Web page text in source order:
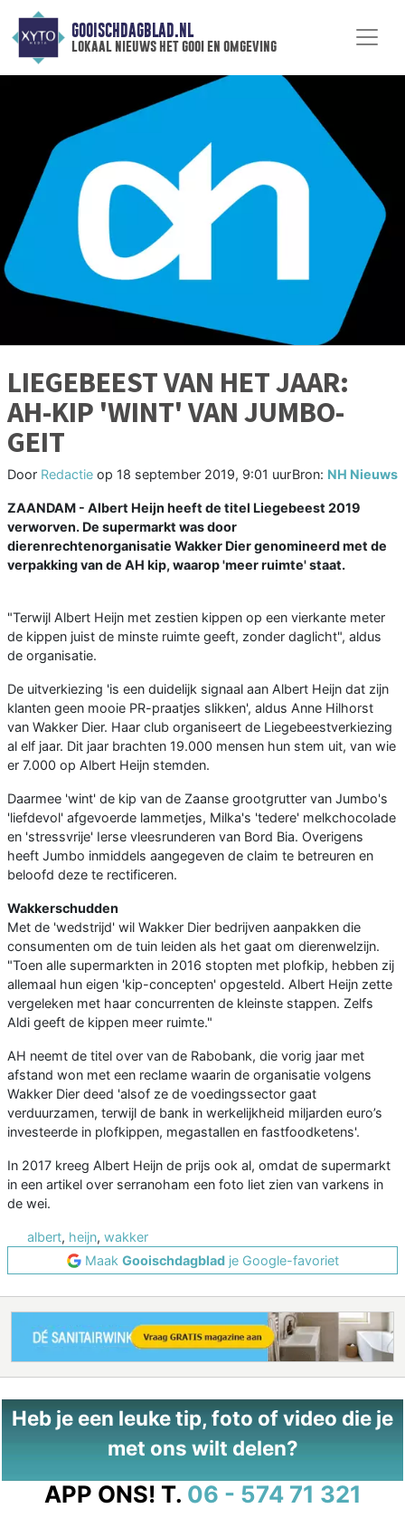
GOOISCHDAGBLAD.NL
lokaal nieuws het gooi en omgeving
LIEGEBEEST VAN HET JAAR:
AH-KIP 'WINT' VAN JUMBO-
GEIT
Door Redactie op 18 september 2019, 9:01 uurBron: NH Nieuws
ZAANDAM - Albert Heijn heeft de titel Liegebeest 2019
verworven. De supermarkt was door
dierenrechtenorganisatie Wakker Dier genomineerd met de
verpakking van de AH kip, waarop 'meer ruimte' staat.
"Terwijl Albert Heijn met zestien kippen op een vierkante meter
de kippen juist de minste ruimte geeft, zonder daglicht", aldus
de organisatie.
De uitverkiezing 'is een duidelijk signaal aan Albert Heijn dat zijn
klanten geen mooie PR-praatjes slikken', aldus Anne Hilhorst
van Wakker Dier. Haar club organiseert de Liegebeestverkiezing
al elf jaar. Dit jaar brachten 19.000 mensen hun stem uit, van wie
er 7.000 op Albert Heijn stemden.
Daarmee 'wint' de kip van de Zaanse grootgrutter van Jumbo's
'liefdevol' afgevoerde lammetjes, Milka's 'tedere' melkchocolade
en 'stressvrije' Ierse vleesrunderen van Bord Bia. Overigens
heeft Jumbo inmiddels aangegeven de claim te betreuren en
beloofd deze te rectificeren.
Wakkerschudden
Met de 'wedstrijd' wil Wakker Dier bedrijven aanpakken die
consumenten om de tuin leiden als het gaat om dierenwelzijn.
"Toen alle supermarkten in 2016 stopten met plofkip, hebben zij
allemaal hun eigen 'kip-concepten' opgesteld. Albert Heijn zette
vergeleken met haar concurrenten de kleinste stappen. Zelfs
Aldi geeft de kippen meer ruimte."
AH neemt de titel over van de Rabobank, die vorig jaar met
afstand won met een reclame waarin de organisatie volgens
Wakker Dier deed 'alsof ze de voedingssector gaat
verduurzamen, terwijl de bank in werkelijkheid miljarden euro’s
investeerde in plofkippen, megastallen en fastfoodketens'.
In 2017 kreeg Albert Heijn de prijs ook al, omdat de supermarkt
in een artikel over serranoham een foto liet zien van varkens in
de wei.
albert, heijn, wakker
Maak Gooischdagbladje Google-favoriet
Heb je een leuke tip, foto of video die je
met ons wilt delen?
APP ONS! T. 06 - 574 71 321